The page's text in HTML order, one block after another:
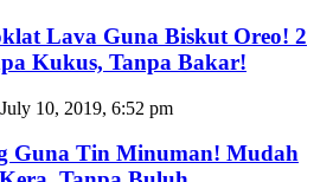
Lava Guna Biskut Oreo! 2
Kukus, Tanpa Bakar!
July 10, 2019, 6:52 pm
Guna Tin Minuman! Mudah